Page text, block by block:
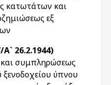
κατωτάτων και
εξ
26.2.1944)
συμπληρώσεως
ύπνου